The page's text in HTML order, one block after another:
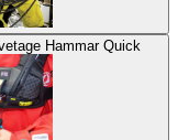
Hammar Quick